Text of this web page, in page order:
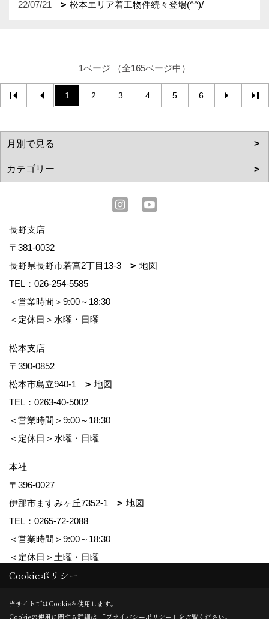
22/07/21 松本エリア着工物件続々登場(^^)/
1ページ （全165ページ中）
1 2 3 4 5 6
長野支店
〒381-0032
長野県長野市若宮2丁目13-3
地図
TEL： 026-254-5585
＜営業時間＞9:00～18:30
＜定休日＞水曜・日曜
松本支店
〒390-0852
松本市島立940-1
地図
TEL： 0263-40-5002
＜営業時間＞9:00～18:30
＜定休日＞水曜・日曜
本社
〒396-0027
伊那市ますみヶ丘7352-1
地図
TEL： 0265-72-2088
＜営業時間＞9:00～18:30
＜定休日＞土曜・日曜
Copyright (c) ForestCorporation. All Rights Reserved.
Cookieポリシー
当サイトではCookieを使用します。
Cookieの使用に関する詳細は 「プライバシーポリシー 」をご覧ください。